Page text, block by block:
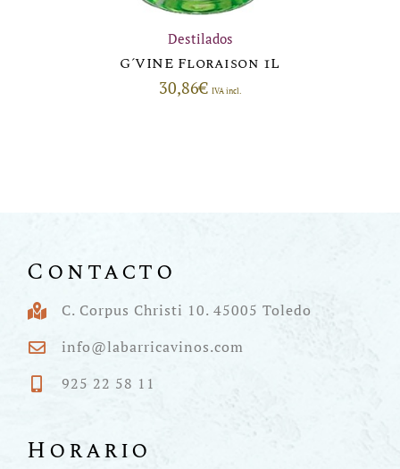
Destilados
G´VINE Floraison 1L
30,86€ IVA incl.
Contacto
C. Corpus Christi 10. 45005 Toledo
info@labarricavinos.com
925 22 58 11
Horario